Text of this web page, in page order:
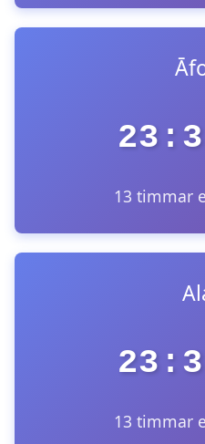
13 timmar
13 timmar